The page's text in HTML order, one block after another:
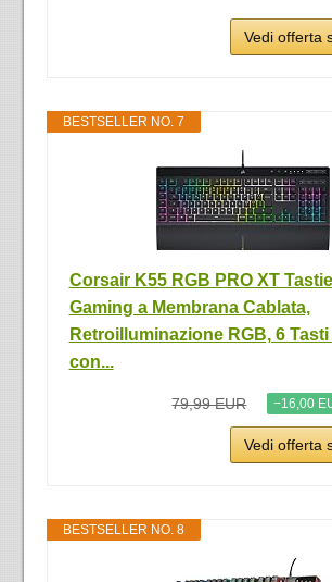
Vedi offerta
BESTSELLER NO. 7
Corsair K55 RGB PRO XT
Gaming a Membrana Cablata,
Retroilluminazione RGB, 6
con...
79,99 EUR −16,00
Vedi offerta
BESTSELLER NO. 8